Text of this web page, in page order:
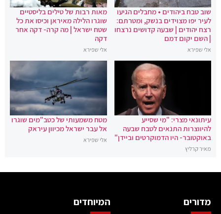
שוב טבח ביהודים • מחבלים הגיעו
לעיר יפו מצוידים בנשק, ומטרתם:
רצח יהודים | שבעה קדושים נרצחו
| השם יקום דמם
אלי שפירא
מאות רבות של טילים בליסטיים
שוגרו הלילה מאיראן וכיסו את כל
שטח ישראל | מה קרה- דקה אחר
דקה
אלי שפירא
עיתונאי מצרי: "מי שסייע
להיווצרות התנאים לטבח שבעה
באוקטובר- היו הדמוקרטים וביידן"
מאיר קרליץ
מטח משמעותי של כטב"מים שוגרו
אל עבר ישראל מכיוון עיראק
אלי שפירא
מדורים המיוחדים